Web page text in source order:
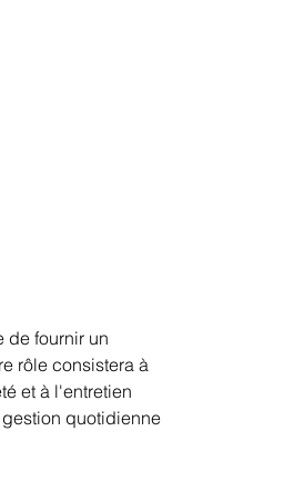
de fournir un
rôle consistera à
et à l'entretien
quotidienne